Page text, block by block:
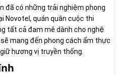
đã có những trải nghiệm phong
Novotel, quán quân cuộc thi
tất cả đam mê dành cho nghệ
mang đến phong cách ẩm thực
hương vị truyền thống.